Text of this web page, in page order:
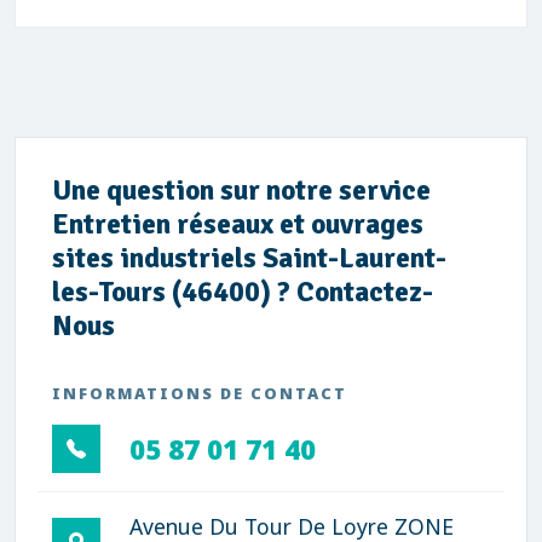
Une question sur notre service
Entretien réseaux et ouvrages
sites industriels Saint-Laurent-
les-Tours (46400) ? Contactez-
Nous
INFORMATIONS DE CONTACT
05 87 01 71 40
Avenue Du Tour De Loyre ZONE